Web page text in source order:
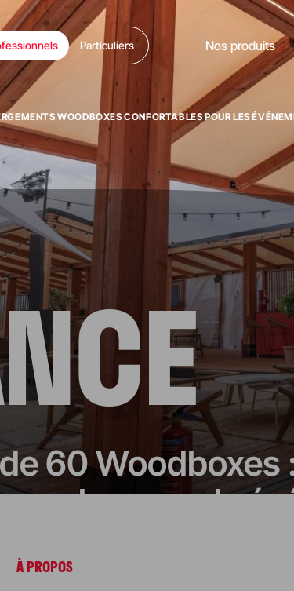
Particuliers Nos produits
WOODBOXES CONFORTABLES POUR LES
60
les grands
À PROPOS